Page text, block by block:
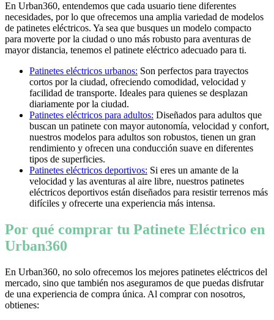
En Urban360, entendemos que cada usuario tiene diferentes
necesidades, por lo que ofrecemos una amplia variedad de modelos
de patinetes eléctricos. Ya sea que busques un modelo compacto
para moverte por la ciudad o uno más robusto para aventuras de
mayor distancia, tenemos el patinete eléctrico adecuado para ti.
Patinetes eléctricos urbanos: Son perfectos para trayectos
cortos por la ciudad, ofreciendo comodidad, velocidad y
facilidad de transporte. Ideales para quienes se desplazan
diariamente por la ciudad.
Patinetes eléctricos para adultos: Diseñados para adultos que
buscan un patinete con mayor autonomía, velocidad y confort,
nuestros modelos para adultos son robustos, tienen un gran
rendimiento y ofrecen una conducción suave en diferentes
tipos de superficies.
Patinetes eléctricos deportivos: Si eres un amante de la
velocidad y las aventuras al aire libre, nuestros patinetes
eléctricos deportivos están diseñados para resistir terrenos más
difíciles y ofrecerte una experiencia más intensa.
Por qué comprar tu Patinete Eléctrico en
Urban360
En Urban360, no solo ofrecemos los mejores patinetes eléctricos del
mercado, sino que también nos aseguramos de que puedas disfrutar
de una experiencia de compra única. Al comprar con nosotros,
obtienes: